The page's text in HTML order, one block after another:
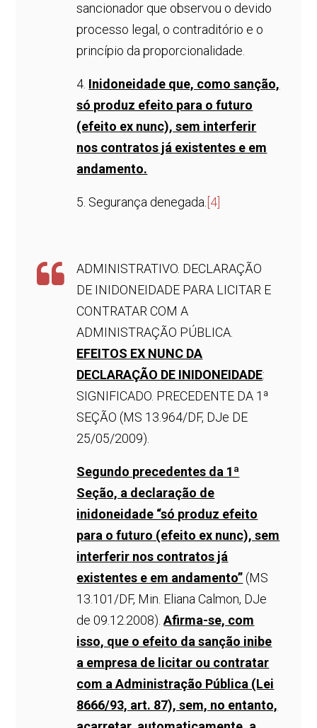
sancionador que observou o devido
processo legal, o contraditório e o
princípio da proporcionalidade.
4. Inidoneidade que, como sanção,
só produz efeito para o futuro
(efeito ex nunc), sem interferir
nos contratos já existentes e em
andamento.
5. Segurança denegada. [4]
ADMINISTRATIVO. DECLARAÇÃO
DE INIDONEIDADE PARA LICITAR E
CONTRATAR COM A
ADMINISTRAÇÃO PÚBLICA.
EFEITOS EX NUNC DA
DECLARAÇÃO DE INIDONEIDADE:
SIGNIFICADO. PRECEDENTE DA 1ª
SEÇÃO (MS 13.964/DF, DJe DE
25/05/2009).
Segundo precedentes da 1ª
Seção, a declaração de
inidoneidade “só produz efeito
para o futuro (efeito ex nunc), sem
interferir nos contratos já
existentes e em andamento”(MS
13.101/DF, Min. Eliana Calmon, DJe
de 09.12.2008).Afirma-se, com
isso, que o efeito da sanção inibe
a empresa de licitar ou contratar
com a Administração Pública (Lei
8666/93, art. 87), sem, no entanto,